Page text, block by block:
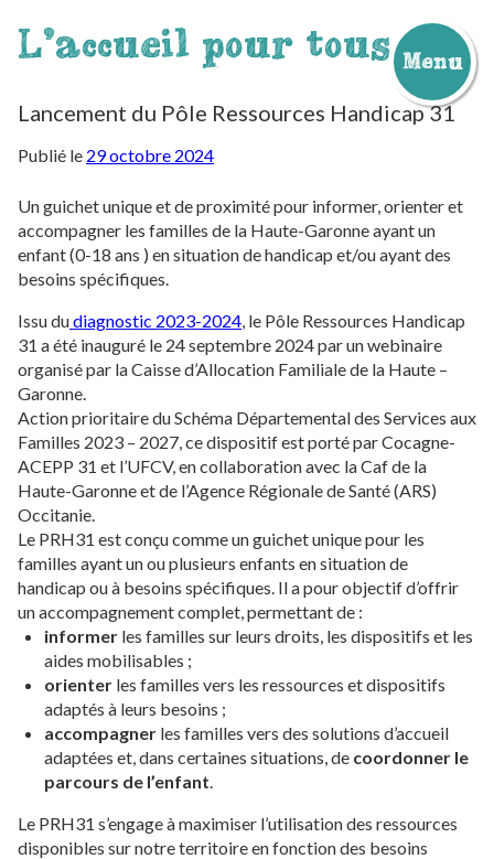
L'accueil pour tous Menu
au
Lancement du Pôle Ressources Handicap 31
Publié le 29 octobre 2024
Un guichet unique et de proximité pour informer, orienter et
accompagner les familles de la Haute-Garonne ayant un
enfant (0-18 ans ) en situation de handicap et/ou ayant des
besoins spécifiques.
Issu dudiagnostic 2023-2024 , le Pôle Ressources Handicap
31 a été inauguré le 24 septembre 2024 par un webinaire
organisé par la Caisse d’Allocation Familiale de la Haute –
Garonne.
Action prioritaire du Schéma Départemental des Services aux
Familles 2023 – 2027, ce dispositif est porté par Cocagne-
ACEPP 31 et l’UFCV, en collaboration avec la Caf de la
Haute-Garonne et de l’Agence Régionale de Santé (ARS)
Occitanie.
Le PRH31 est conçu comme un guichet unique pour les
familles ayant un ou plusieurs enfants en situation de
handicap ou à besoins spécifiques. Il a pour objectif d’offrir
un accompagnement complet, permettant de :
informer les familles sur leurs droits, les dispositifs et les
aides mobilisables ;
orienter les familles vers les ressources et dispositifs
adaptés à leurs besoins ;
accompagner les familles vers des solutions d’accueil
adaptées et, dans certaines situations, de coordonner le
parcours de l’enfant
Le PRH31 s’engage à maximiser l’utilisation des ressources
disponibles sur notre territoire en fonction des besoins